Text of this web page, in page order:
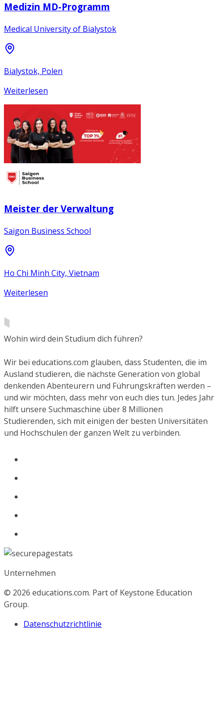
Medizin MD-Programm
Medical University of Bialystok
Bialystok, Polen
Weiterlesen
Meister der Verwaltung
Saigon Business School
Ho Chi Minh City, Vietnam
Weiterlesen
Wohin wird dein Studium dich führen?
Wir bei educations.com glauben, dass Studenten, die im
Ausland studieren, die nächste Generation von global
denkenden Abenteurern und Führungskräften werden –
und wir möchten, dass mehr von euch dies tun. Jedes Jahr
hilft unsere Suchmaschine über 8 Millionen
Studierenden, sich mit einigen der besten Universitäten
und Hochschulen der ganzen Welt zu verbinden.
Unternehmen
© 2026 educations.com. Part of Keystone Education
Group.
Datenschutzrichtlinie